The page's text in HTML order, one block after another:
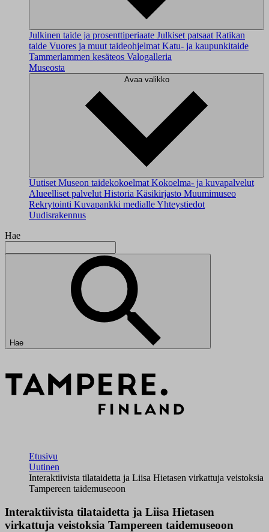
Julkinen taide ja prosenttiperiaate Julkiset patsaat Ratikan
taide Vuores ja muut taideohjelmat Katu- ja kaupunkitaide
Tammerlammen kesäteos Valogalleria
Museosta
Avaa valikko
Uutiset Museon taidekokoelmat Kokoelma- ja kuvapalvelut
Alueelliset palvelut Historia Käsikirjasto Muumimuseo
Rekrytointi Kuvapankki medialleYhteystiedot
Uudisrakennus
Hae
Hae
Etusivu
Uutinen
Interaktiivista tilataidetta ja Liisa Hietasen virkattuja veistoksia
Tampereen taidemuseoon
Interaktiivista tilataidetta ja Liisa Hietasen
virkattuja veistoksia Tampereen taidemuseoon